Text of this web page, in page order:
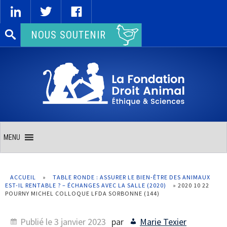
Rechercher :NOUS SOUTENIR
MENU
ACCUEIL »
TABLE RONDE : ASSURER LE BIEN-ÊTRE DES ANIMAUX
EST-IL RENTABLE ? – ÉCHANGES AVEC LA SALLE (2020)
» 2020 10 22
POURNY MICHEL COLLOQUE LFDA SORBONNE (144)
Publié le3 janvier 2023 par Marie Texier